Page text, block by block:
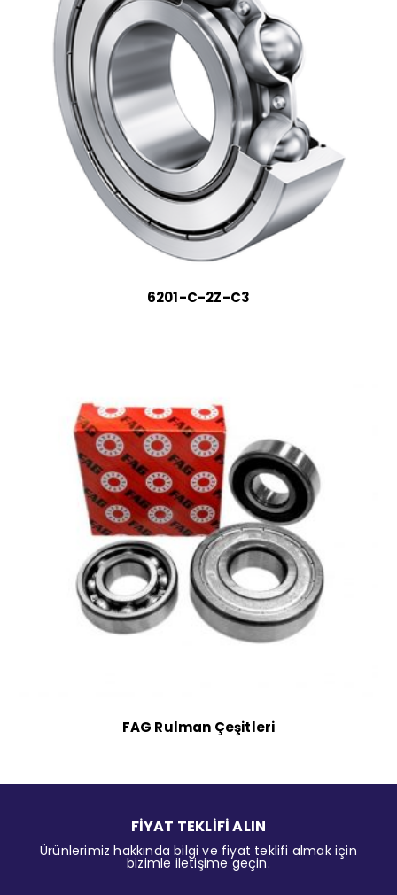
6201-C-2Z-C3
FAG Rulman Çeşitleri
FİYAT TEKLİFİ ALIN
Ürünlerimiz hakkında bilgi ve fiyat teklifi almak için
bizimle iletişime geçin.